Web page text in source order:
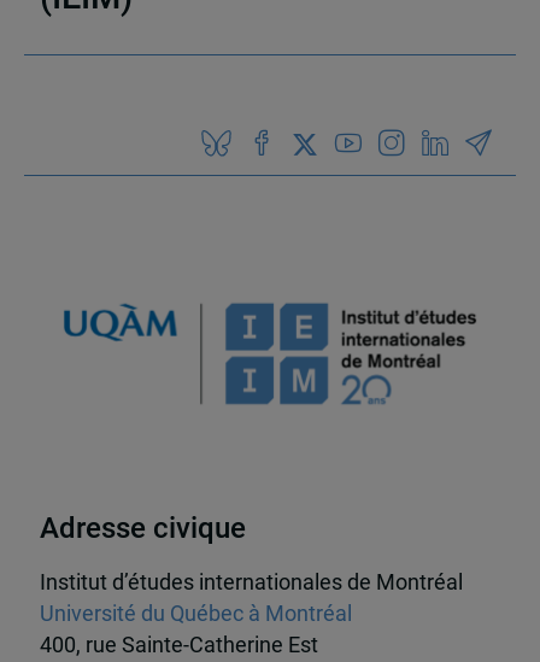
Adresse civique
Institut d’études internationales de Montréal
Université du Québec à Montréal
400, rue Sainte-Catherine Est